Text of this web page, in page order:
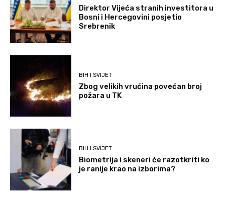
Direktor Vijeća stranih investitora u
Bosni i Hercegovini posjetio
Srebrenik
BIH I SVIJET
Zbog velikih vrućina povećan broj
požara u TK
BIH I SVIJET
Biometrija i skeneri će razotkriti ko
je ranije krao na izborima?